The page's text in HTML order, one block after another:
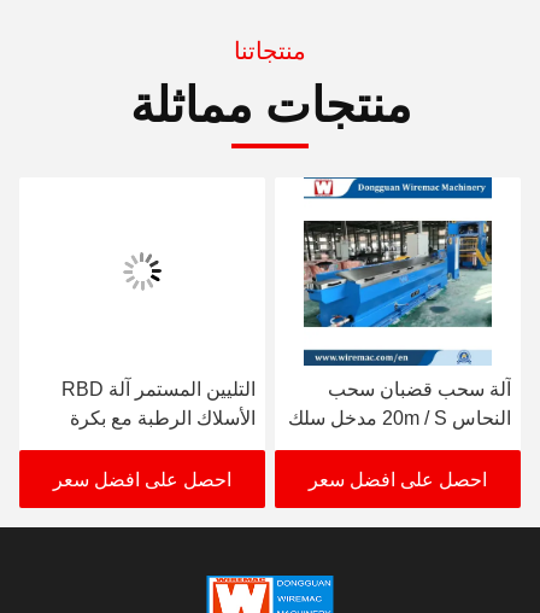
منتجاتنا
منتجات مماثلة
آلة سحب قضبان سحب
النحاس 20m / S مدخل سلك
8mm 0.4MPa
احصل على افضل سعر
التليين المستمر آلة RBD
الأسلاك الرطبة مع بكرة
مزدوجة تأخذ
احصل على افضل سعر